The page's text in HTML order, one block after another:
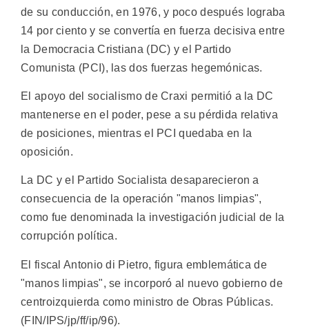
de su conducción, en 1976, y poco después lograba
14 por ciento y se convertía en fuerza decisiva entre
la Democracia Cristiana (DC) y el Partido
Comunista (PCI), las dos fuerzas hegemónicas.
El apoyo del socialismo de Craxi permitió a la DC
mantenerse en el poder, pese a su pérdida relativa
de posiciones, mientras el PCI quedaba en la
oposición.
La DC y el Partido Socialista desaparecieron a
consecuencia de la operación "manos limpias",
como fue denominada la investigación judicial de la
corrupción política.
El fiscal Antonio di Pietro, figura emblemática de
"manos limpias", se incorporó al nuevo gobierno de
centroizquierda como ministro de Obras Públicas.
(FIN/IPS/jp/ff/ip/96).